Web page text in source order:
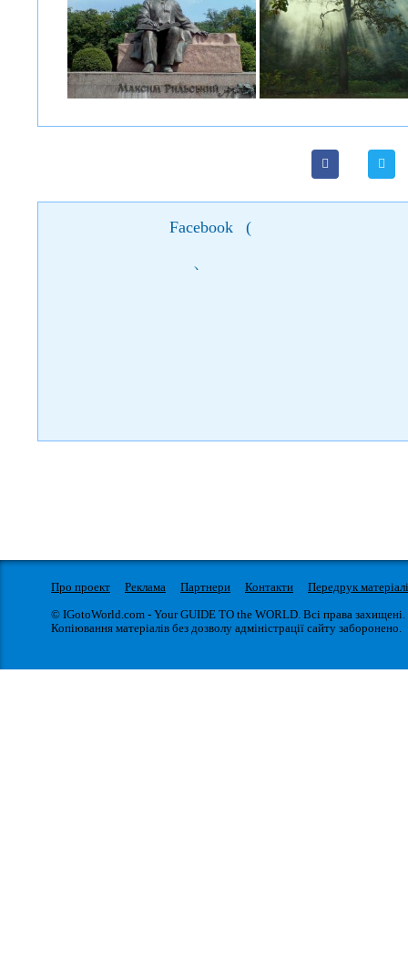
Facebook (
)
Про проект Реклама Партнери Контакти
Передрук
© IGotoWorld.com - Your GUIDE TO the WORLD. Всі права захищені.
Копіювання матеріалів без дозволу адміністрації сайту заборонено.